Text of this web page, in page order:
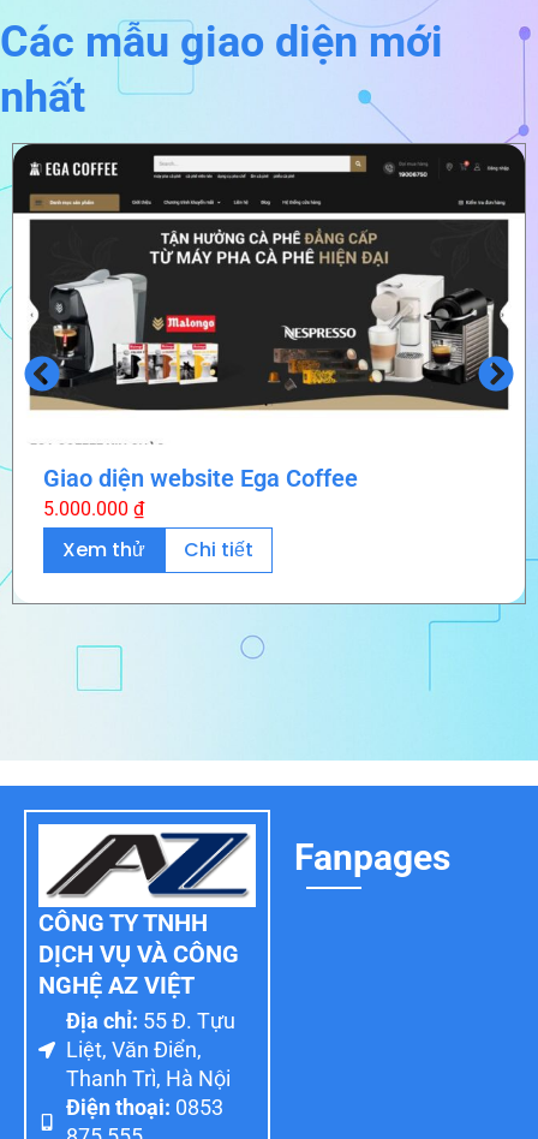
Các mẫu giao diện mới
nhất
Giao diện website Ega Coffee
5.000.000 ₫
Xem thử Chi tiết
CÔNG TY TNHH
DỊCH VỤ VÀ CÔNG
NGHỆ AZ VIỆT
Địa chỉ: 55 Đ. Tựu
Liệt, Văn Điển,
Thanh Trì, Hà Nội
Điện thoại: 0853
Fanpages